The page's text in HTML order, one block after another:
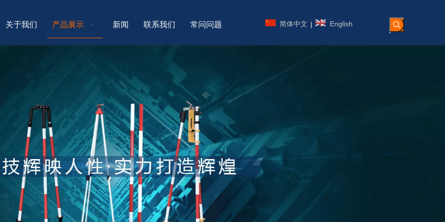
关于我们 产品展示 新闻 联系我们 常问问题 简体中文 | English